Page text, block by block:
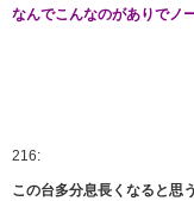
なんでこんなのがありでノ
216:
この台多分息長くなると思